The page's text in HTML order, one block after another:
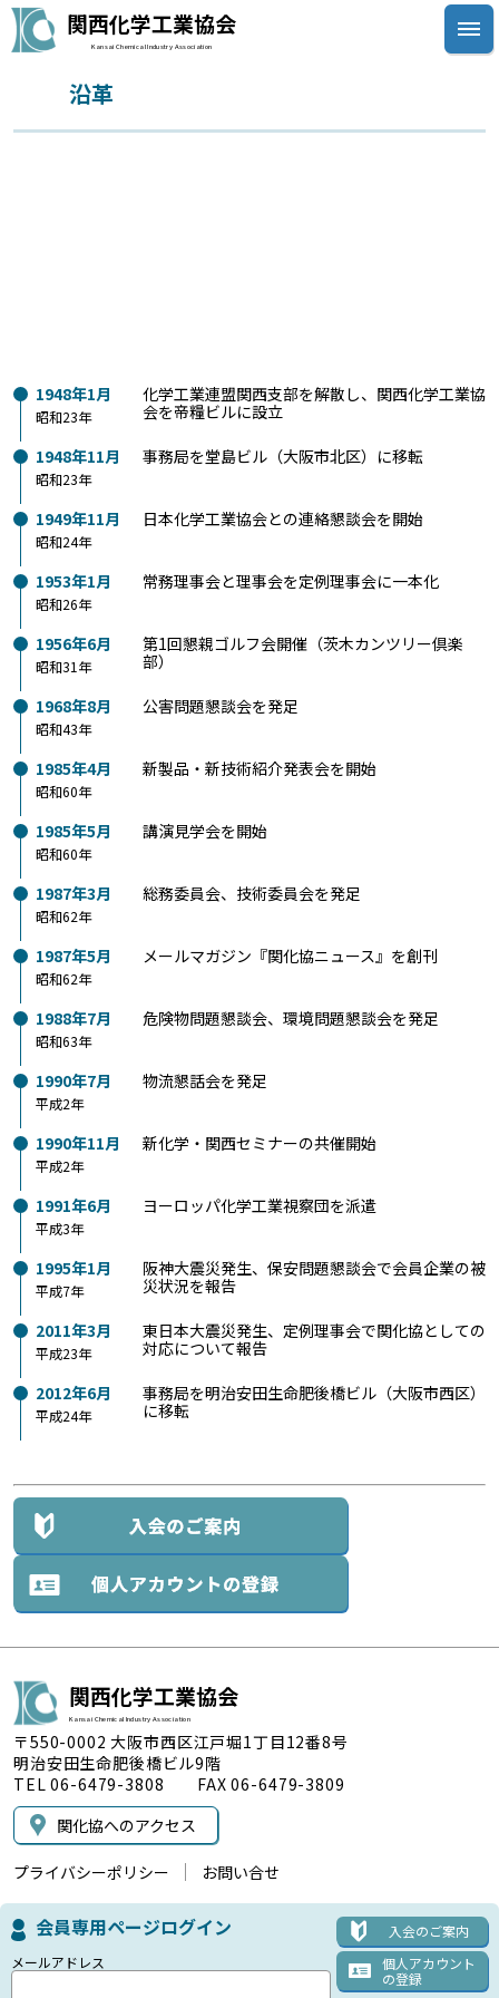
関西化学工業協会
Kansai Chemical Industry Association
沿革
1948年1月
昭和23年
化学工業連盟関西支部を解散し、関西化学工業協
会を帝糧ビルに設立
1948年11月
昭和23年
事務局を堂島ビル（大阪市北区）に移転
1949年11月
昭和24年
日本化学工業協会との連絡懇談会を開始
1953年1月
昭和26年
常務理事会と理事会を定例理事会に一本化
1956年6月
昭和31年
第1回懇親ゴルフ会開催（茨木カンツリー倶楽
部）
1968年8月
昭和43年
公害問題懇談会を発足
1985年4月
昭和60年
新製品・新技術紹介発表会を開始
1985年5月
昭和60年
講演見学会を開始
1987年3月
昭和62年
総務委員会、技術委員会を発足
1987年5月
昭和62年
メールマガジン『関化協ニュース』を創刊
1988年7月
昭和63年
危険物問題懇談会、環境問題懇談会を発足
1990年7月
平成2年
物流懇話会を発足
1990年11月
平成2年
新化学・関西セミナーの共催開始
1991年6月
平成3年
ヨーロッパ化学工業視察団を派遣
1995年1月
平成7年
阪神大震災発生、保安問題懇談会で会員企業の被
災状況を報告
2011年3月
平成23年
東日本大震災発生、定例理事会で関化協としての
対応について報告
2012年6月
平成24年
事務局を明治安田生命肥後橋ビル（大阪市西区）
に移転
関西化学工業協会
Kansai Chemical Industry Association
〒550-0002 大阪市西区江戸堀1丁目12番8号
明治安田生命肥後橋ビル9階
TEL 06-6479-3808 FAX 06-6479-3809
関化協へのアクセス
プライバシーポリシー お問い合せ
会員専用ページログイン
入会のご案内
個人アカウント
の登録
メールアドレス